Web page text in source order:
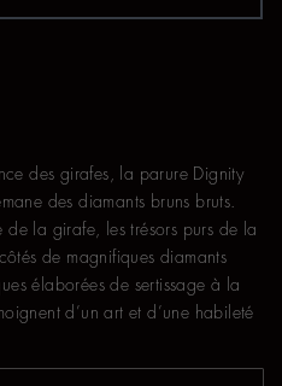
des girafes, la parure Dignity
des diamants bruns bruts.
la girafe, les trésors purs de la
de magnifiques diamants
élaborées de sertissage à la
d’un art et d’une habileté